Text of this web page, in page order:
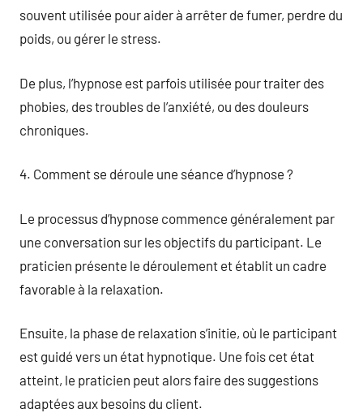
souvent utilisée pour aider à arrêter de fumer, perdre du
poids, ou gérer le stress.
De plus, l’hypnose est parfois utilisée pour traiter des
phobies, des troubles de l’anxiété, ou des douleurs
chroniques.
4. Comment se déroule une séance d’hypnose ?
Le processus d’hypnose commence généralement par
une conversation sur les objectifs du participant. Le
praticien présente le déroulement et établit un cadre
favorable à la relaxation.
Ensuite, la phase de relaxation s’initie, où le participant
est guidé vers un état hypnotique. Une fois cet état
atteint, le praticien peut alors faire des suggestions
adaptées aux besoins du client.